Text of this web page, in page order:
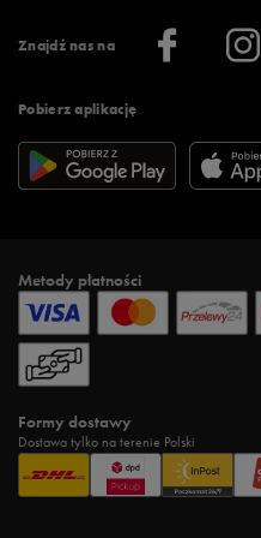
Znajdź nas na
Pobierz aplikację
Więcej regulaminów >
Informacje o firmie
Metody płatności
Formy dostawy
Dostawa tylko na terenie Polski